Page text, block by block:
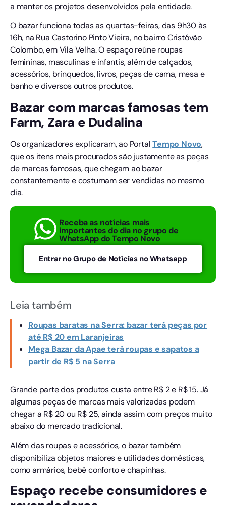
a manter os projetos desenvolvidos pela entidade.
O bazar funciona todas as quartas-feiras, das 9h30 às
16h, na Rua Castorino Pinto Vieira, no bairro Cristóvão
Colombo, em Vila Velha. O espaço reúne roupas
femininas, masculinas e infantis, além de calçados,
acessórios, brinquedos, livros, peças de cama, mesa e
banho e diversos outros produtos.
Bazar com marcas famosas tem
Farm, Zara e Dudalina
Os organizadores explicaram, ao PortalTempo Novo,
que os itens mais procurados são justamente as peças
de marcas famosas, que chegam ao bazar
constantemente e costumam ser vendidas no mesmo
dia.
Receba as notícias mais
importantes do dia no grupo de
WhatsApp do Tempo Novo
Entrar no Grupo de Notícias no Whatsapp
Leia também
Roupas baratas na Serra: bazar terá peças por
até R$ 20 em Laranjeiras
Mega Bazar da Apae terá roupas e sapatos a
partir de R$ 5 na Serra
Grande parte dos produtos custa entre R$ 2 e R$ 15. Já
algumas peças de marcas mais valorizadas podem
chegar a R$ 20 ou R$ 25, ainda assim com preços muito
abaixo do mercado tradicional.
Além das roupas e acessórios, o bazar também
disponibiliza objetos maiores e utilidades domésticas,
como armários, bebê conforto e chapinhas.
Espaço recebe consumidores e